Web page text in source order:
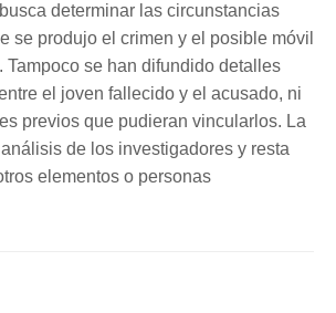
determinar las circunstancias
se produjo el crimen y el posible móvil
Tampoco se han difundido detalles
el joven fallecido y el acusado, ni
previos que pudieran vincularlos. La
de los investigadores y resta
elementos o personas